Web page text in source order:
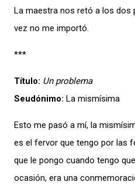
La maestra nos retó a los dos
vez no me importó.
***
Título: Un problema
Seudónimo: La mismísima
Esto me pasó a mí, la
es el fervor que tengo por las
que le pongo cuando tengo
ocasión, era una